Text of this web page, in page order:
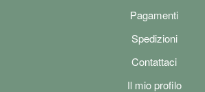
Pagamenti
Spedizioni
Contattaci
Il mio profilo